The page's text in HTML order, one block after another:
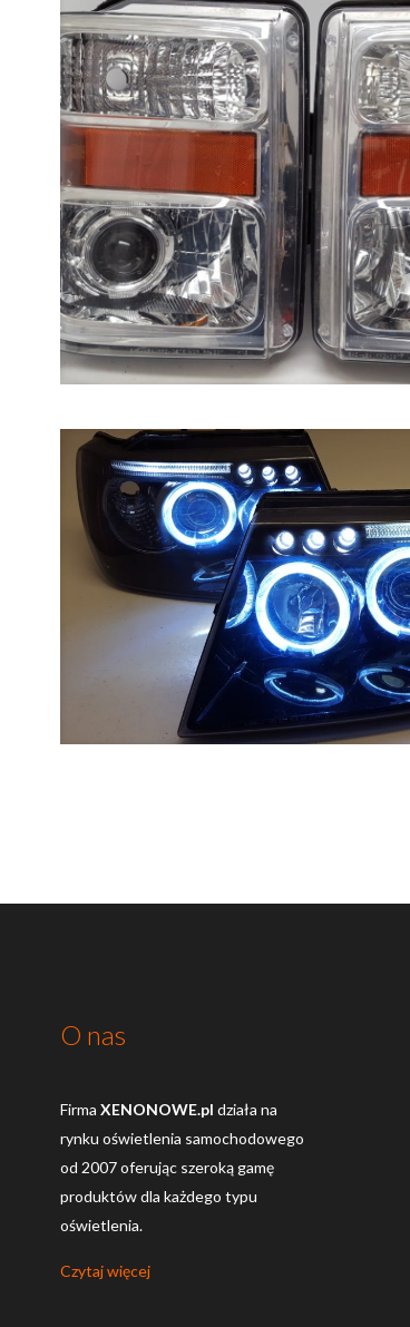
O nas
Firma XENONOWE.pl działa na
rynku oświetlenia samochodowego
od 2007 oferując szeroką gamę
produktów dla każdego typu
oświetlenia.
Czytaj więcej